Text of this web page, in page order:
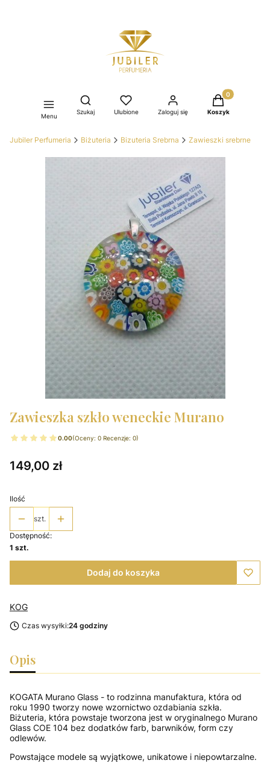
Menu
Otwórz wyszukiwarkę
Szukaj Ulubione Zaloguj się
Produkty w
Koszyk
Jubiler Perfumeria Biżuteria Bizuteria Srebrna Zawieszki srebrne
Zawieszka szkło weneckie Murano
0.00(Oceny: 0 Recenzje: 0)
Cena
149,00 zł
Ilość
szt.
Dostępność:
1 szt.
Dodaj do koszyka
KOG
Czas wysyłki:24 godziny
Opis
KOGATA Murano Glass - to rodzinna manufaktura, która od
roku 1990 tworzy nowe wzornictwo ozdabiania szkła.
Biżuteria, która powstaje tworzona jest w oryginalnego Murano
Glass COE 104 bez dodatków farb, barwników, form czy
odlewów.
Powstające modele są wyjątkowe, unikatowe i niepowtarzalne.